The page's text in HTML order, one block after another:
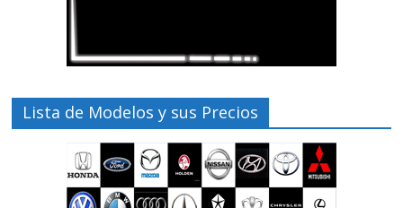
Lista de Modelos y sus Precios